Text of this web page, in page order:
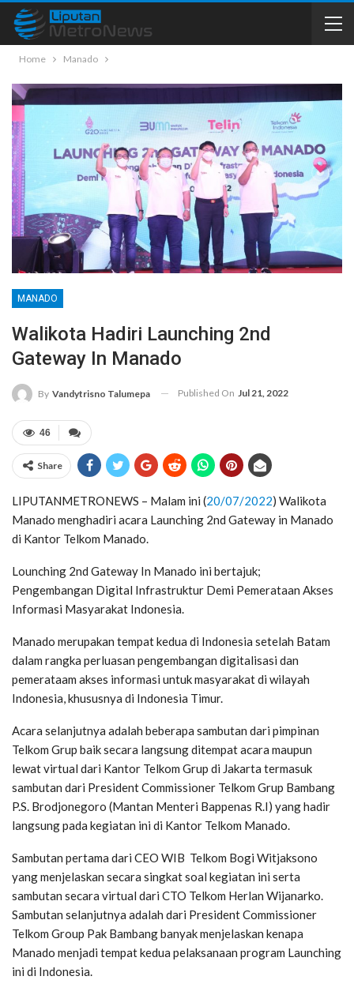
Home Manado
MANADO
Walikota Hadiri Launching 2nd
Gateway In Manado
By Vandytrisno Talumepa Published On Jul 21, 2022
46
Share
LIPUTANMETRONEWS – Malam ini (20/07/2022) Walikota
Manado menghadiri acara Launching 2nd Gateway in Manado
di Kantor Telkom Manado.
Lounching 2nd Gateway In Manado ini bertajuk;
Pengembangan Digital Infrastruktur Demi Pemerataan Akses
Informasi Masyarakat Indonesia.
Manado merupakan tempat kedua di Indonesia setelah Batam
dalam rangka perluasan pengembangan digitalisasi dan
pemerataam akses informasi untuk masyarakat di wilayah
Indonesia, khususnya di Indonesia Timur.
Acara selanjutnya adalah beberapa sambutan dari pimpinan
Telkom Grup baik secara langsung ditempat acara maupun
lewat virtual dari Kantor Telkom Grup di Jakarta termasuk
sambutan dari President Commissioner Telkom Grup Bambang
P.S. Brodjonegoro (Mantan Menteri Bappenas R.I) yang hadir
langsung pada kegiatan ini di Kantor Telkom Manado.
Sambutan pertama dari CEO WIB Telkom Bogi Witjaksono
yang menjelaskan secara singkat soal kegiatan ini serta
sambutan secara virtual dari CTO Telkom Herlan Wijanarko.
Sambutan selanjutnya adalah dari President Commissioner
Telkom Group Pak Bambang banyak menjelaskan kenapa
Manado menjadi tempat kedua pelaksanaan program Launching
ini di Indonesia.